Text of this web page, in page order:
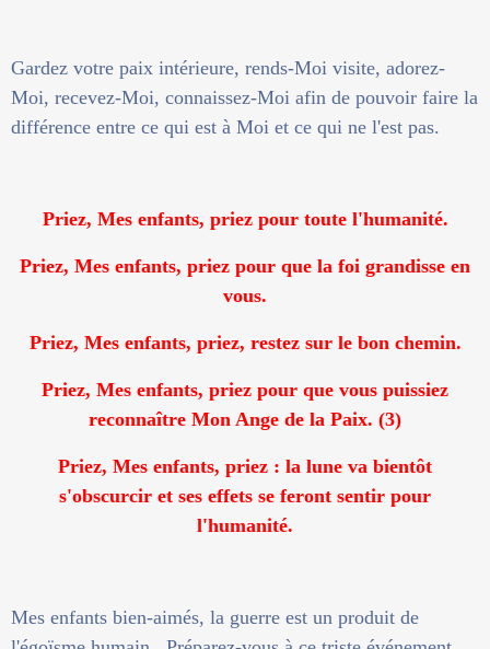
Gardez votre paix intérieure, rends-Moi visite, adorez-
Moi, recevez-Moi, connaissez-Moi afin de pouvoir faire la
différence entre ce qui est à Moi et ce qui ne l'est pas.
Priez, Mes enfants, priez pour toute l'humanité.
Priez, Mes enfants, priez pour que la foi grandisse en
vous.
Priez, Mes enfants, priez, restez sur le bon chemin.
Priez, Mes enfants, priez pour que vous puissiez
reconnaître Mon Ange de la Paix. (3)
Priez, Mes enfants, priez : la lune va bientôt
s'obscurcir et ses effets se feront sentir pour
l'humanité.
Mes enfants bien-aimés, la guerre est un produit de